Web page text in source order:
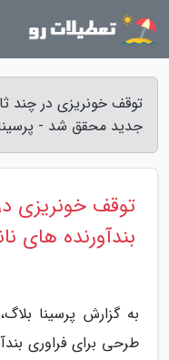
توقف خونریزی در چند
جدید محقق شد -
توقف خونریزی
بندآورنده های
به گزارش پرسینا
طرحی برای فراوری